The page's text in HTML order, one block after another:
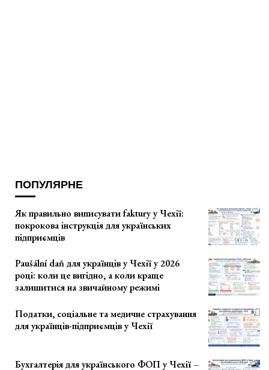
ПОПУЛЯРНЕ
Як правильно виписувати faktury у Чехії:
покрокова інструкція для українських
підприємців
Paušální daň для українців у Чехії у 2026
році: коли це вигідно, а коли краще
залишитися на звичайному режимі
Податки, соціальне та медичне страхування
для українців-підприємців у Чехії
Бухгалтерія для українського ФОП у Чехії –